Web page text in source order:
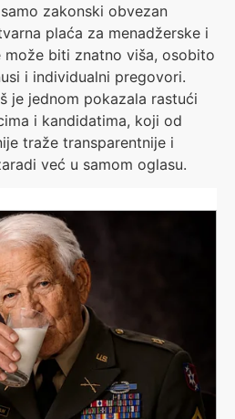
zakonski obvezan
plaća za menadžerske i
može biti znatno viša, osobito
i individualni pregovori.
je jednom pokazala rastući
i kandidatima, koji od
traže transparentnije i
već u samom oglasu.